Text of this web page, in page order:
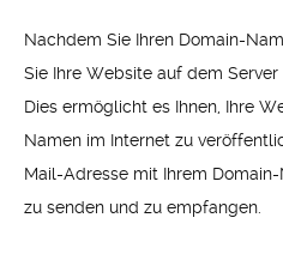
Nachdem Sie Ihren Domain-
Sie Ihre Website auf dem
Dies ermöglicht es Ihnen, Ihre
Namen im Internet zu
Mail-Adresse mit Ihrem
zu senden und zu empfangen.